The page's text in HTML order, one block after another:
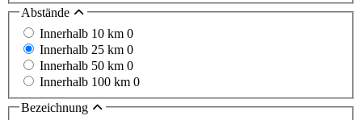
Abstände
Innerhalb 10 km 0
Innerhalb 25 km 0
Innerhalb 50 km 0
Innerhalb 100 km 0
Bezeichnung